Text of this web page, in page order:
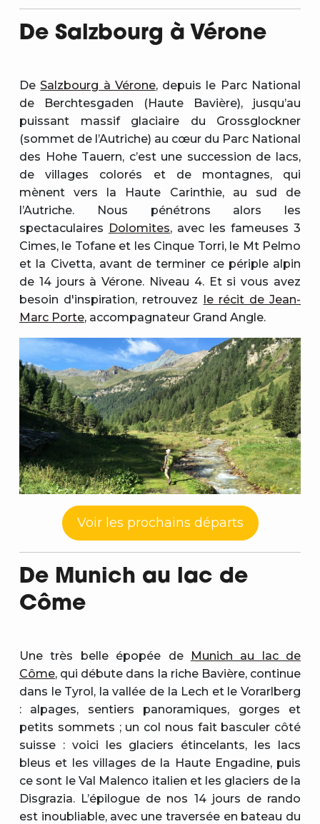
De Salzbourg à Vérone
DeSalzbourg à Vérone, depuis le Parc National
de Berchtesgaden (Haute Bavière), jusqu’au
puissant massif glaciaire du Grossglockner
(sommet de l’Autriche) au cœur du Parc National
des Hohe Tauern, c’est une succession de lacs,
de villages colorés et de montagnes, qui
mènent vers la Haute Carinthie, au sud de
l’Autriche. Nous pénétrons alors les
spectaculaires Dolomites, avec les fameuses 3
Cimes, le Tofane et les Cinque Torri, le Mt Pelmo
et la Civetta, avant de terminer ce périple alpin
de 14 jours à Vérone. Niveau 4. Et si vous avez
besoin d'inspiration, retrouvez le récit de Jean-
Marc Porte, accompagnateur Grand Angle.
Voir les prochains départs
De Munich au lac de
Côme
Une très belle épopée de
Munich au lac de
Côme, qui débute dans la riche Bavière, continue
dans le Tyrol, la vallée de la Lech et le Vorarlberg
: alpages, sentiers panoramiques, gorges et
petits sommets ; un col nous fait basculer côté
suisse : voici les glaciers étincelants, les lacs
bleus et les villages de la Haute Engadine, puis
ce sont le Val Malenco italien et les glaciers de la
Disgrazia. L’épilogue de nos 14 jours de rando
est inoubliable, avec une traversée en bateau du